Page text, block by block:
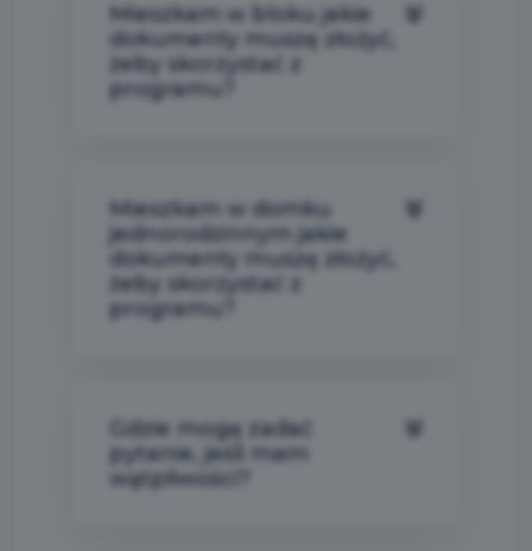
Mieszkam w bloku jakie
dokumenty muszę złożyć,
żeby skorzystać z
programu?
Mieszkam w domku
jednorodzinnym jakie
dokumenty muszę złożyć,
żeby skorzystać z
programu?
Gdzie mogę zadać
pytanie, jeśli mam
wątpliwości?